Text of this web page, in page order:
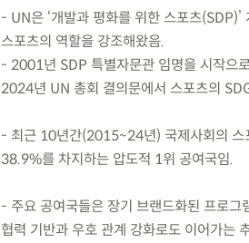
- UN은 ‘개발과 평화를 위한 스포츠
스포츠의 역할을 강조해왔음.
- 2001년 SDP 특별자문관 임명을 시작으
2024년 UN 총회 결의문에서 스포츠의
- 최근 10년간(2015~24년) 국제사회의 스
38.9%를 차지하는 압도적 1위 공여국임.
- 주요 공여국들은 장기 브랜드화된 프로그
협력 기반과 우호 관계 강화로도 이어가는